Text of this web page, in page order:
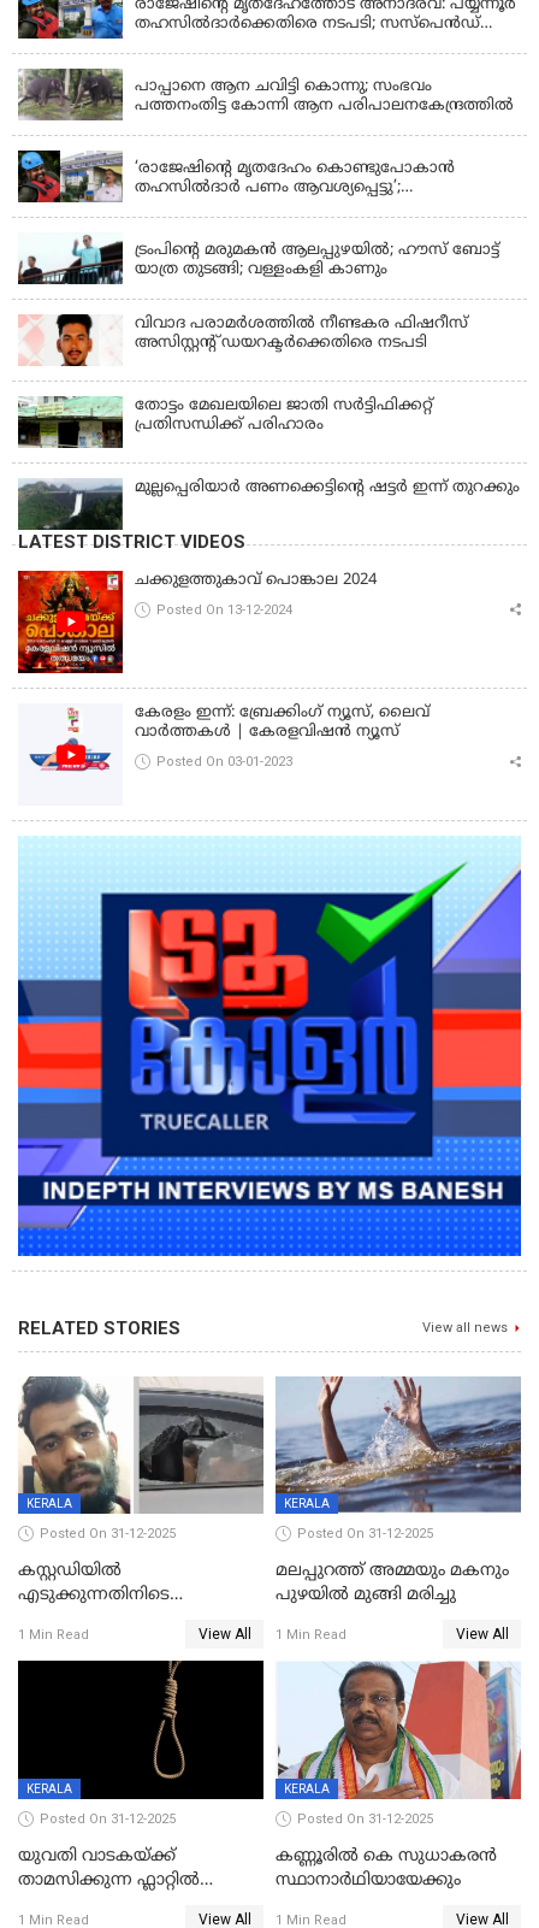
രാജേഷിന്റെ മൃതദേഹത്തോട് അനാദരവ്: പയ്യന്നൂർ
തഹസിൽദാർക്കെതിരെ നടപടി; സസ്പെൻഡ്
പാപ്പാനെ ആന ചവിട്ടി കൊന്നു; സംഭവം
പത്തനംതിട്ട കോന്നി ആന പരിപാലനകേന്ദ്രത്തിൽ
‘രാജേഷിന്‍റെ മൃതദേഹം കൊണ്ടുപോകാന്‍
തഹസില്‍ദാര്‍ പണം ആവശ്യപ്പെട്ടു’;
ട്രംപിന്റെ മരുമകന്‍ ആലപ്പുഴയില്‍; ഹൗസ് ബോട്ട്
യാത്ര തുടങ്ങി; വള്ളംകളി കാണും
വിവാദ പരാമര്‍ശത്തില്‍ നീണ്ടകര ഫിഷറീസ്
അസിസ്റ്റന്റ് ഡയറക്ടര്‍ക്കെതിരെ നടപടി
തോട്ടം മേഖലയിലെ ജാതി സര്‍ട്ടിഫിക്കറ്റ്
പ്രതിസന്ധിക്ക് പരിഹാരം
മുല്ലപ്പെരിയാര്‍ അണക്കെട്ടിൻ്റെ ഷട്ടര്‍ ഇന്ന് തുറക്കും
LATEST DISTRICT VIDEOS
ചക്കുളത്തുകാവ് പൊങ്കാല 2024
Posted On 13-12-2024
കേരളം ഇന്ന്: ബ്രേക്കിംഗ് ന്യൂസ്, ലൈവ്
വാർത്തകൾ | കേരളവിഷൻ ന്യൂസ്
Posted On 03-01-2023
RELATED STORIES View all news
KERALA
Posted On 31-12-2025
കസ്റ്റഡിയിൽ
എടുക്കുന്നതിനിടെ
വധശ്രമക്കേസ് പ്രതി പിടിയിൽ
1 Min Read View All
KERALA
Posted On 31-12-2025
മലപ്പുറത്ത് അമ്മയും മകനും
പുഴയിൽ മുങ്ങി മരിച്ചു
1 Min Read View All
KERALA
Posted On 31-12-2025
യുവതി വാടകയ്ക്ക്
താമസിക്കുന്ന ഫ്ലാറ്റില്‍
1 Min Read View All
KERALA
Posted On 31-12-2025
കണ്ണൂരിൽ കെ സുധാകരൻ
സ്ഥാനാർഥിയായേക്കും
1 Min Read View All